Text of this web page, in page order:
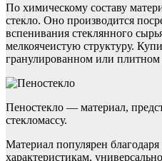
По химическому составу
стекло. Оно производится
вспенивания стеклянного
мелкоячеистую структуру.
гранулированном или плитном
Пеностекло — материал,
стекломассу.
Материал популярен
характеристикам,